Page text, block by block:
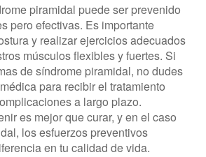
piramidal puede ser prevenido
pero efectivas. Es importante
y realizar ejercicios adecuados
músculos flexibles y fuertes. Si
de síndrome piramidal, no dudes
para recibir el tratamiento
a largo plazo.
es mejor que curar, y en el caso
los esfuerzos preventivos
en tu calidad de vida.